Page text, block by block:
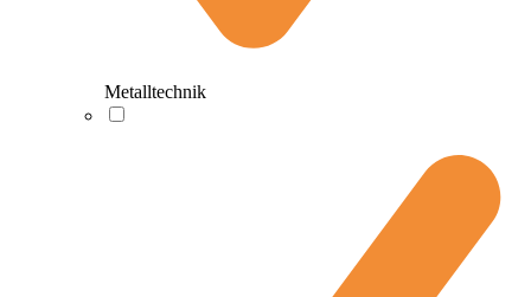
Metalltechnik